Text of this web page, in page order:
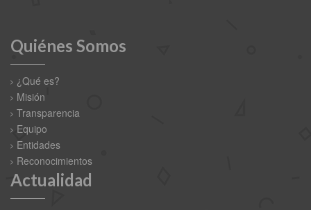
Quiénes Somos
¿Qué es?
Misión
Transparencia
Equipo
Entidades
Reconocimientos
Actualidad